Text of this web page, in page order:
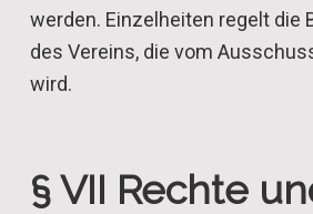
werden. Einzelheiten regelt die
des Vereins, die vom
wird.
§ VII Rechte